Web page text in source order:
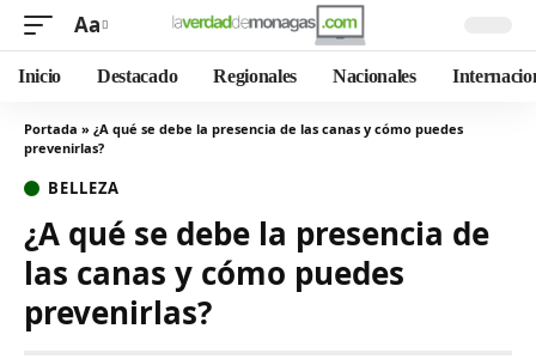
Aa
Inicio Destacado Regionales Nacionales
Portada » ¿A qué se debe la presencia de las canas y cómo puedes
prevenirlas?
BELLEZA
¿A qué se debe la presencia de
las canas y cómo puedes
prevenirlas?